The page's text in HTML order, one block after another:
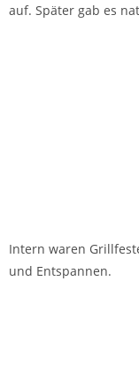
auf. Später gab es
Intern waren
und Entspannen.